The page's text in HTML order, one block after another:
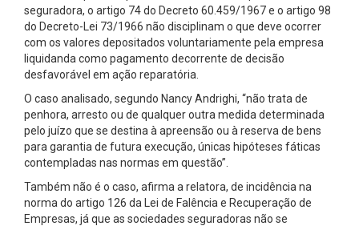
seguradora, o artigo 74 do Decreto 60.459/1967 e o artigo 98
do Decreto-Lei 73/1966 não disciplinam o que deve ocorrer
com os valores depositados voluntariamente pela empresa
liquidanda como pagamento decorrente de decisão
desfavorável em ação reparatória.
O caso analisado, segundo Nancy Andrighi, “não trata de
penhora, arresto ou de qualquer outra medida determinada
pelo juízo que se destina à apreensão ou à reserva de bens
para garantia de futura execução, únicas hipóteses fáticas
contempladas nas normas em questão”.
Também não é o caso, afirma a relatora, de incidência na
norma do artigo 126 da Lei de Falência e Recuperação de
Empresas, já que as sociedades seguradoras não se